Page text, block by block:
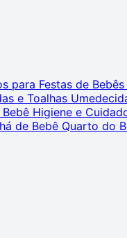
para Festas de Bebês
e Toalhas
Higiene e
de Bebê Quarto do